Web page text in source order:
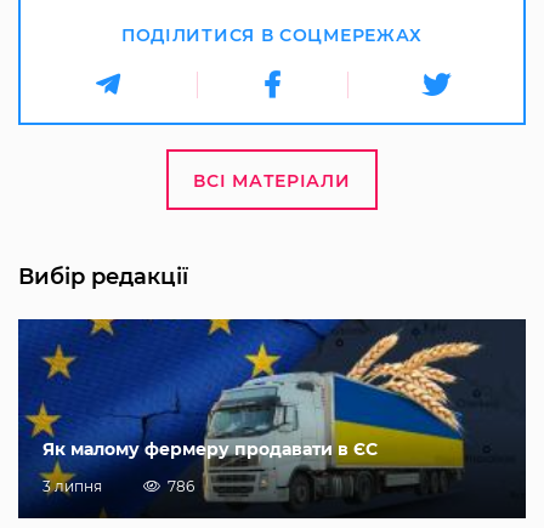
ПОДІЛИТИСЯ В СОЦМЕРЕЖАХ
ВСІ МАТЕРІАЛИ
Вибір редакції
Як малому фермеру продавати в ЄС
3 липня 786